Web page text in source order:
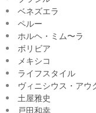
ベネズエラ
ペルー
ホルヘ・ミム〜ラ
ボリビア
メキシコ
ライフスタイル
ヴィニシウス・アウ
土屋雅史
戸田和幸